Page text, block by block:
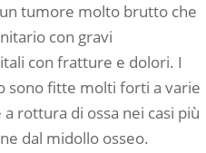
tumore molto brutto che
con gravi
con fratture e dolori. I
sono fitte molti forti a varie
rottura di ossa nei casi più
dal midollo osseo.